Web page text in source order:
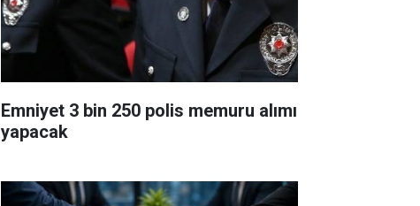
Emniyet 3 bin 250 polis memuru alımı
yapacak